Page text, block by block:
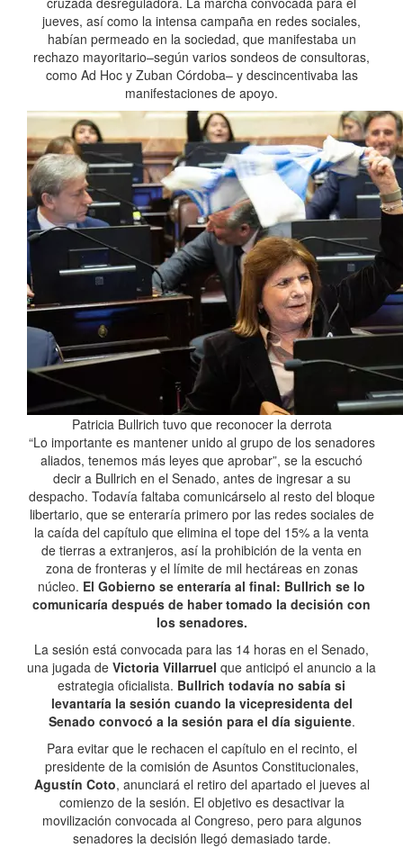
jueves, así como la intensa campaña en redes sociales,
habían permeado en la sociedad, que manifestaba un
rechazo mayoritario–según varios sondeos de consultoras,
como Ad Hoc y Zuban Córdoba– y descincentivaba las
manifestaciones de apoyo.
Patricia Bullrich tuvo que reconocer la derrota
“Lo importante es mantener unido al grupo de los senadores
aliados, tenemos más leyes que aprobar”, se la escuchó
decir a Bullrich en el Senado, antes de ingresar a su
despacho. Todavía faltaba comunicárselo al resto del bloque
libertario, que se enteraría primero por las redes sociales de
la caída del capítulo que elimina el tope del 15% a la venta
de tierras a extranjeros, así la prohibición de la venta en
zona de fronteras y el límite de mil hectáreas en zonas
núcleo. El Gobierno se enteraría al final: Bullrich se lo
comunicaría después de haber tomado la decisión con
los senadores.
La sesión está convocada para las 14 horas en el Senado,
una jugada de Victoria Villarruel que anticipó el anuncio a la
estrategia oficialista. Bullrich todavía no sabía si
levantaría la sesión cuando la vicepresidenta del
Senado convocó a la sesión para el día siguiente.
Para evitar que le rechacen el capítulo en el recinto, el
presidente de la comisión de Asuntos Constitucionales,
Agustín Coto, anunciará el retiro del apartado el jueves al
comienzo de la sesión. El objetivo es desactivar la
movilización convocada al Congreso, pero para algunos
senadores la decisión llegó demasiado tarde.